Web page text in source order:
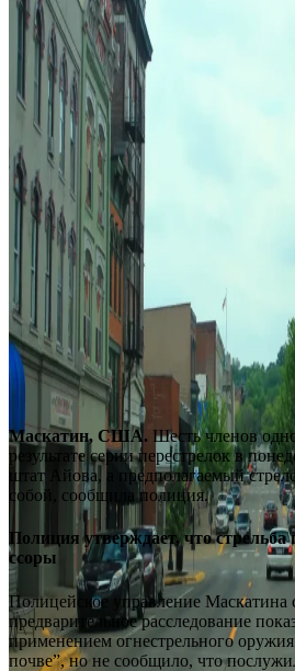
Маскатин, США. Шесть членов
результате серии перестрелок в
штат Айова, а предполагаемый
собой, сообщила полиция.
Полиция утверждает, что стрельба
ссоры
Полицейское управление Маскатина
предварительное расследование
применением огнестрельного
почве”, но не сообщило, что